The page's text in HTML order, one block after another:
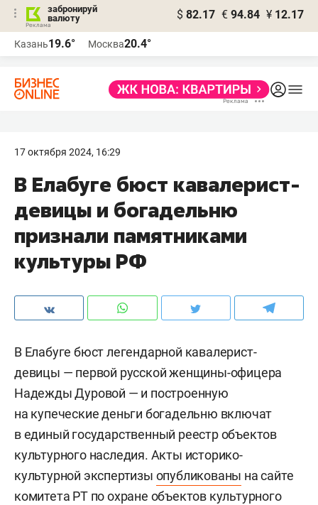
забронируй
валюту
$ 82.17 € 94.84 ¥ 12.17
Казань19.6° Москва20.4°
17 октября 2024, 16:29
В Елабуге бюст кавалерист-
девицы и богадельню
признали памятниками
культуры РФ
В Елабуге бюст легендарной кавалерист-
девицы — первой русской женщины-офицера
Надежды Дуровой — и построенную
на купеческие деньги богадельню включат
в единый государственный реестр объектов
культурного наследия. Акты историко-
культурной экспертизы опубликованы на сайте
комитета РТ по охране объектов культурного